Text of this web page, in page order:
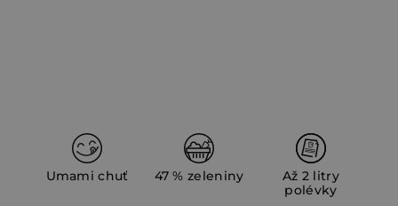
Umami chuť 47 % zeleniny
Až 2 litry
polévky